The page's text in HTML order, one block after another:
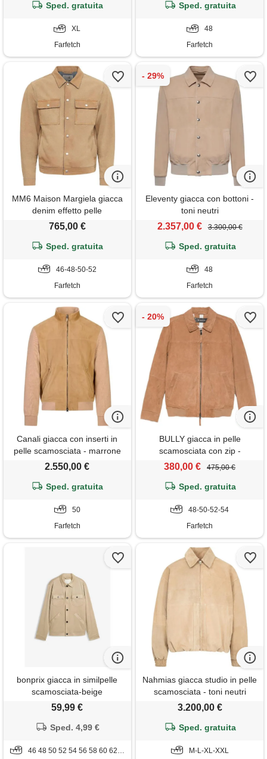
Sped. gratuita
XL
Farfetch
Sped. gratuita
48
Farfetch
MM6 Maison Margiela giacca
denim effetto pelle
scamosciata - toni neutri
765,00 €
Sped. gratuita
46-48-50-52
Farfetch
Eleventy giacca con bottoni -
toni neutri
2.357,00 € 3.300,00 €
Sped. gratuita
48
Farfetch
Canali giacca con inserti in
pelle scamosciata - marrone
2.550,00 €
Sped. gratuita
50
Farfetch
BULLY giacca in pelle
scamosciata con zip -
marrone
380,00 € 475,00 €
Sped. gratuita
48-50-52-54
Farfetch
bonprix giacca in similpelle
scamosciata-beige
59,99 €
Sped. 4,99 €
46 48 50 52 54 56 58 60 62 64
Nahmias giacca studio in pelle
scamosciata - toni neutri
3.200,00 €
Sped. gratuita
M-L-XL-XXL